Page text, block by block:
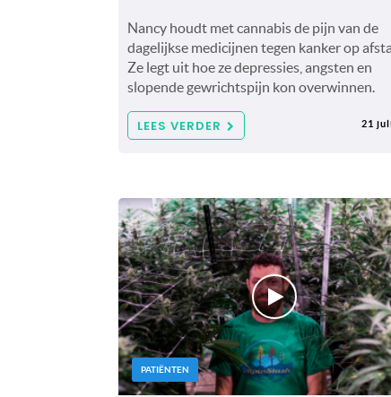
Nancy houdt met cannabis de pijn van de
dagelijkse medicijnen tegen kanker op
Ze legt uit hoe ze depressies, angsten en
slopende gewrichtspijn kon overwinnen.
LEES VERDER 21
PATIËNTEN